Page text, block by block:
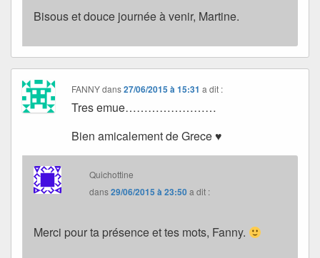
Bisous et douce journée à venir, Martine.
FANNYdans27/06/2015 à 15:31 a dit :
Tres emue……………………
Bien amicalement de Grece ♥
Quichottine
dans29/06/2015 à 23:50a dit :
Merci pour ta présence et tes mots, Fanny.